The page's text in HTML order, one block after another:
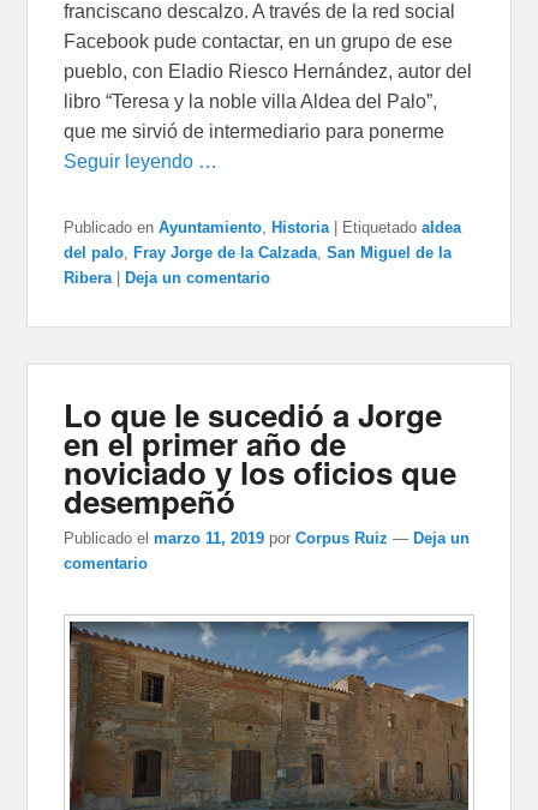
franciscano descalzo. A través de la red social
Facebook pude contactar, en un grupo de ese
pueblo, con Eladio Riesco Hernández, autor del
libro “Teresa y la noble villa Aldea del Palo”,
que me sirvió de intermediario para ponerme
Seguir leyendo …
Publicado en Ayuntamiento, Historia Etiquetado aldea
del palo, Fray Jorge de la Calzada,San Miguel de la
Ribera
Deja un comentario
Lo que le sucedió a Jorge
en el primer año de
noviciado y los oficios que
desempeñó
Publicado el marzo 11, 2019 porCorpus Ruiz — Deja un
comentario